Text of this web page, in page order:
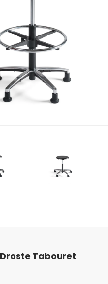
Droste Tabouret